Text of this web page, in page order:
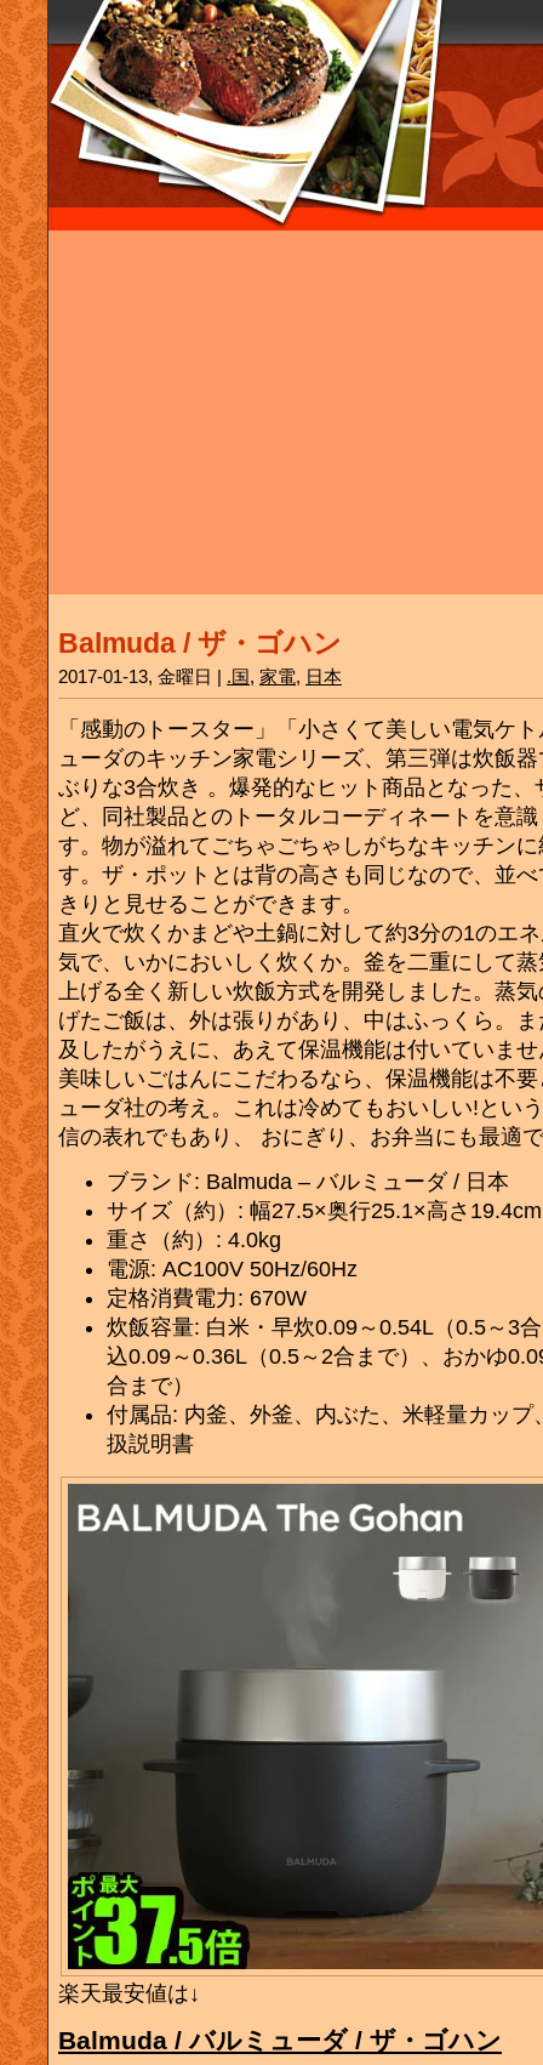
Balmuda / ザ・ゴハン
2017-01-13, 金曜日 | .国, 家電, 日本
「感動のトースター」「小さくて美しい電気ケ
ューダのキッチン家電シリーズ、第三弾は炊飯
ぶりな3合炊き 。爆発的なヒット商品となった、
ど、同社製品とのトータルコーディネートを意
す。物が溢れてごちゃごちゃしがちなキッチン
す。ザ・ポットとは背の高さも同じなので、並
きりと見せることができます。
直火で炊くかまどや土鍋に対して約3分の1のエ
気で、いかにおいしく炊くか。釜を二重にして
上げる全く新しい炊飯方式を開発しました。蒸
げたご飯は、外は張りがあり、中はふっくら。
及したがうえに、あえて保温機能は付いていませ
美味しいごはんにこだわるなら、保温機能は不
ューダ社の考え。これは冷めてもおいしい!とい
信の表れでもあり、 おにぎり、お弁当にも最適
ブランド: Balmuda – バルミューダ / 日本
サイズ（約）: 幅27.5×奥行25.1×高さ
重さ（約）: 4.0kg
電源: AC100V 50Hz/60Hz
定格消費電力: 670W
炊飯容量: 白米・早炊0.09～0.54L（0.5～3
込0.09～0.36L（0.5～2合まで）、おかゆ
合まで）
付属品: 内釜、外釜、内ぶた、米軽量カップ
扱説明書
楽天最安値は↓
Balmuda / バルミューダ / ザ・ゴハン